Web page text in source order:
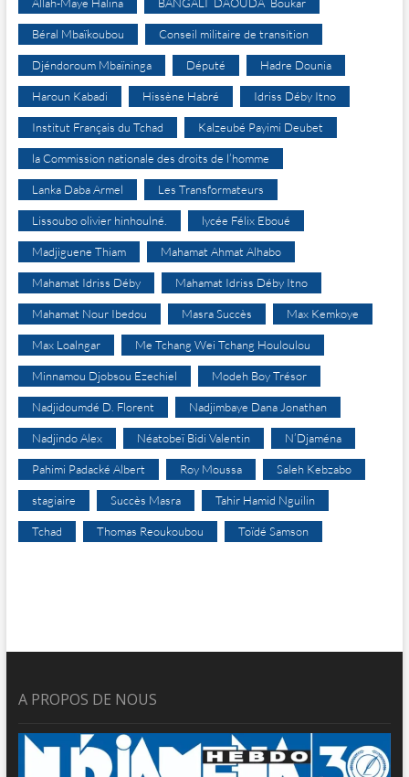
Béral Mbaïkoubou Conseil militaire de transition
Djéndoroum Mbaïninga Député Hadre Dounia
Haroun Kabadi Hissène Habré Idriss Déby Itno
Institut Français du Tchad Kalzeubé Payimi Deubet
la Commission nationale des droits de l’homme
Lanka Daba Armel Les Transformateurs
Lissoubo olivier hinhoulné. lycée Félix Eboué
Madjiguene Thiam Mahamat Ahmat Alhabo
Mahamat Idriss Déby Mahamat Idriss Déby Itno
Mahamat Nour Ibedou Masra Succès Max Kemkoye
Max Loalngar Me Tchang Wei Tchang Houloulou
Minnamou Djobsou Ezechiel Modeh Boy Trésor
Nadjidoumdé D. Florent Nadjimbaye Dana Jonathan
Nadjindo Alex Néatobeï Bidi Valentin N’Djaména
Pahimi Padacké Albert Roy Moussa Saleh Kebzabo
stagiaire Succès Masra Tahir Hamid Nguilin
Tchad Thomas Reoukoubou Toïdé Samson
A PROPOS DE NOUS